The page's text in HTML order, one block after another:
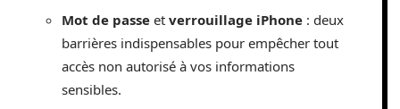
Mot de passe et verrouillage iPhone : deux
barrières indispensables pour empêcher tout
accès non autorisé à vos informations
sensibles.